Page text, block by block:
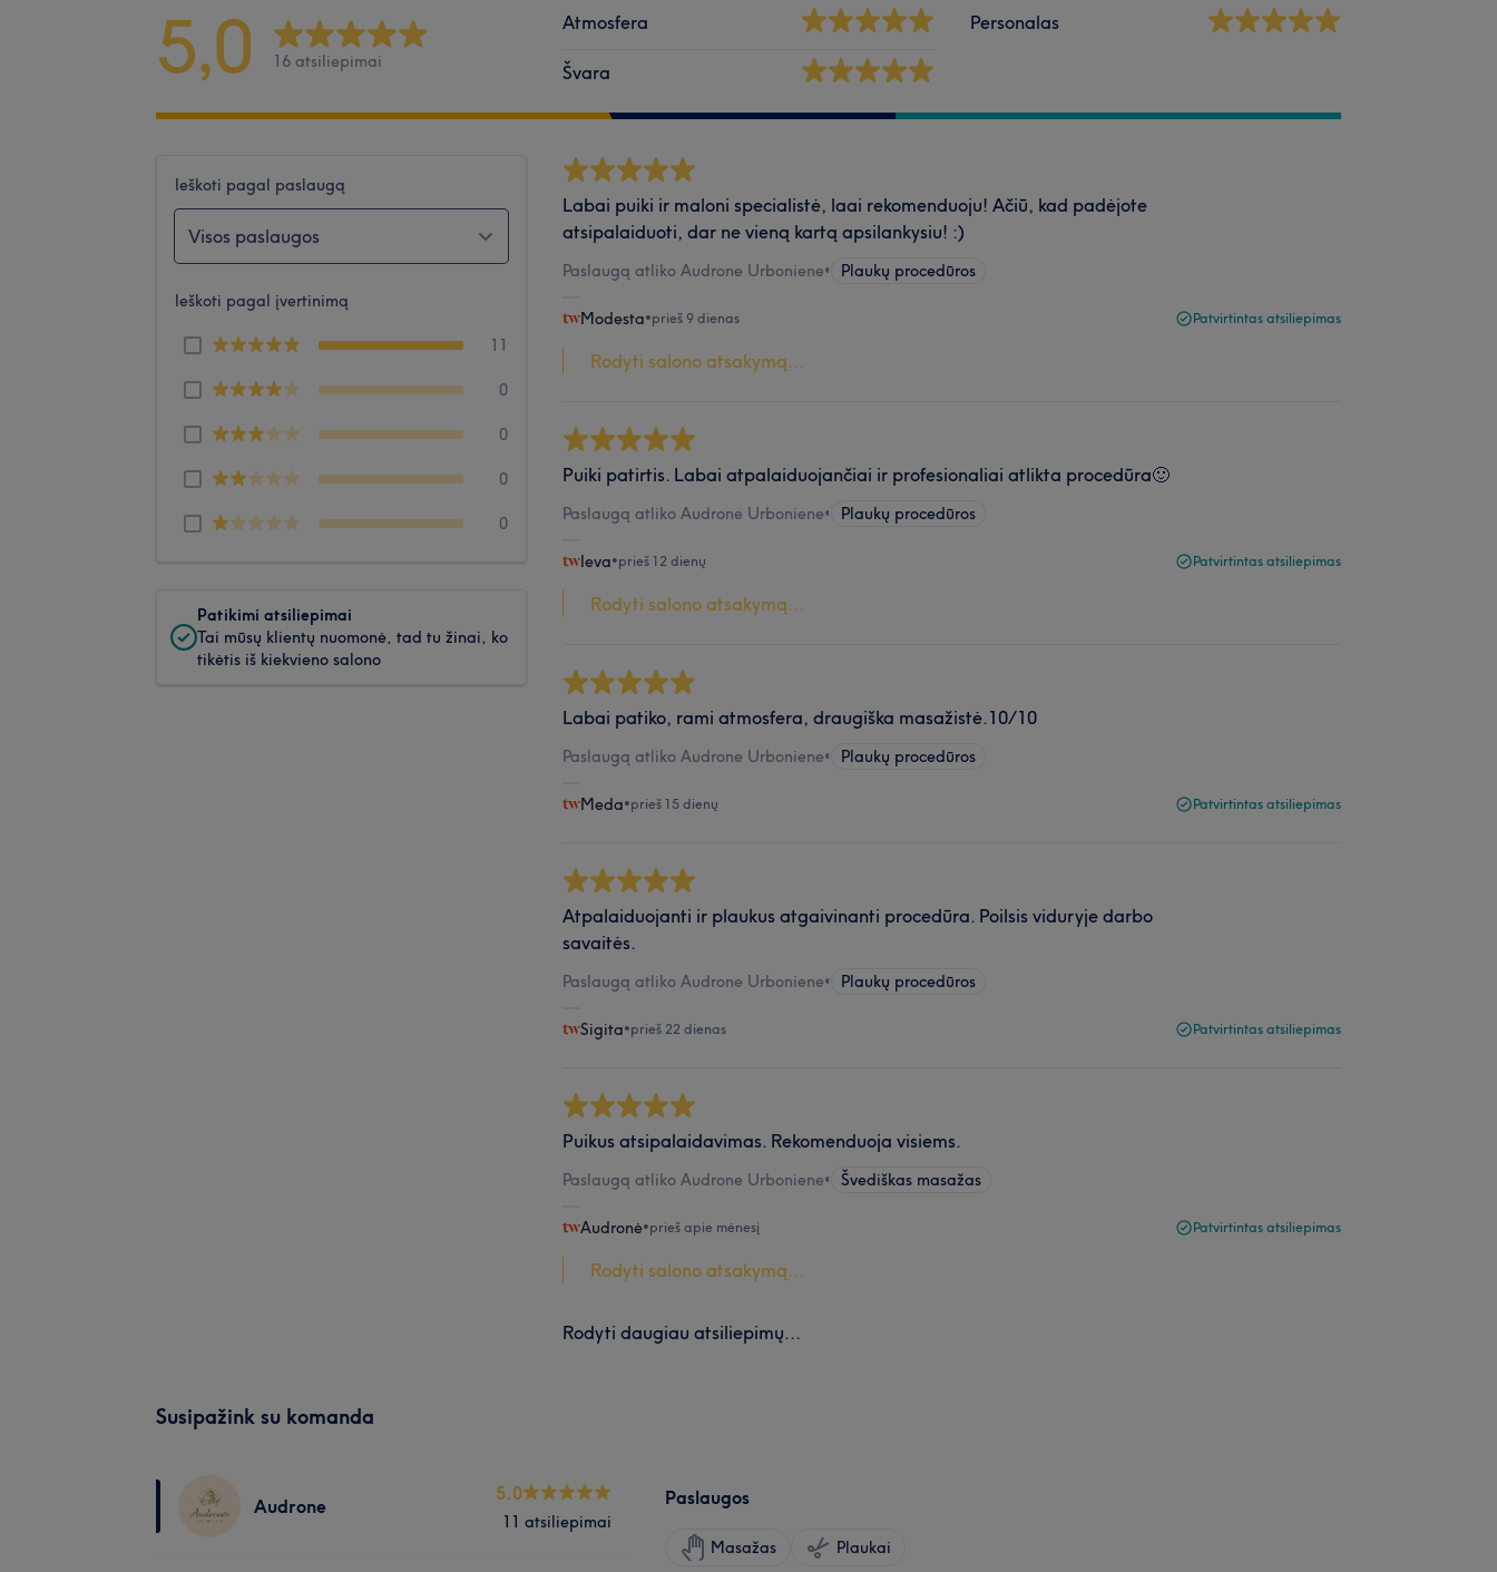
5,0 16 atsiliepimai
Atmosfera
Švara
Personalas
Ieškoti pagal paslaugą
Visos paslaugos
Ieškoti pagal įvertinimą
11
0
0
0
0
Patikimi atsiliepimai
Tai mūsų klientų nuomonė, tad tu žinai, ko
tikėtis iš kiekvieno salono
Labai puiki ir maloni specialistė, laai rekomenduoju! Ačiū, kad padėjote
atsipalaiduoti, dar ne vieną kartą apsilankysiu! :)
Paslaugą atliko Audrone Urboniene• Plaukų procedūros
Modesta•prieš 9 dienas Patvirtintas atsiliepimas
Rodyti salono atsakymą...
Puiki patirtis. Labai atpalaiduojančiai ir profesionaliai atlikta procedūra🙂
Paslaugą atliko Audrone Urboniene• Plaukų procedūros
Ieva•prieš 12 dienų Patvirtintas atsiliepimas
Rodyti salono atsakymą...
Labai patiko, rami atmosfera, draugiška masažistė.10/10
Paslaugą atliko Audrone Urboniene• Plaukų procedūros
Meda•prieš 15 dienų Patvirtintas atsiliepimas
Atpalaiduojanti ir plaukus atgaivinanti procedūra. Poilsis viduryje darbo
savaitės.
Paslaugą atliko Audrone Urboniene• Plaukų procedūros
Sigita•prieš 22 dienas Patvirtintas atsiliepimas
Puikus atsipalaidavimas. Rekomenduoja visiems.
Paslaugą atliko Audrone Urboniene• Švediškas masažas
Audronė•prieš apie mėnesį Patvirtintas atsiliepimas
Rodyti salono atsakymą...
Rodyti daugiau atsiliepimų...
Susipažink su komanda
Audrone
5.0
11 atsiliepimai
Paslaugos
Masažas Plaukai